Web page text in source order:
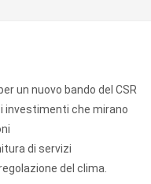
un nuovo bando del CSR
investimenti che mirano
di servizi
del clima.